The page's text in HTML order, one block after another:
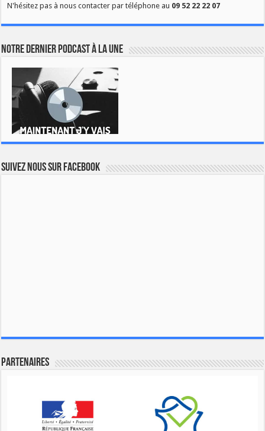
N'hésitez pas à nous contacter par téléphone au 09 52 22 22 07
Notre dernier podcast à la une
Suivez nous sur Facebook
Partenaires